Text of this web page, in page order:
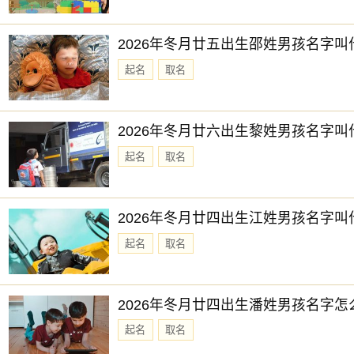
2026年冬月廿五出生邵姓男孩名字叫
起名 取名
2026年冬月廿六出生黎姓男孩名字叫
起名 取名
2026年冬月廿四出生江姓男孩名字叫
起名 取名
2026年冬月廿四出生潘姓男孩名字怎
起名 取名